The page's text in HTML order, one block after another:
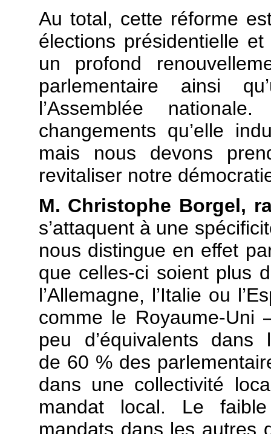
Au total, cette réforme
élections présidentielle
un profond
parlementaire ainsi
l’Assemblée
changements qu’elle
mais nous devons
revitaliser notre
M. Christophe Borgel,
s’attaquent à une
nous distingue en effet
que celles-ci soient plus
l’Allemagne, l’Italie ou
comme le Royaume-Uni
peu d’équivalents
de 60 % des
dans une collectivité
mandat local. Le
mandats dans les autres